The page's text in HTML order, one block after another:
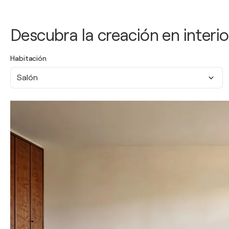
Descubra la creación en
Habitación
Salón